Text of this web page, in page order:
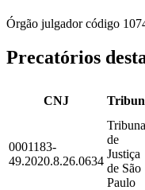
Órgão julgador código
Precatórios
CNJ
0001183-
49.2020.8.26.0634
de
Justiça
de São
Paulo